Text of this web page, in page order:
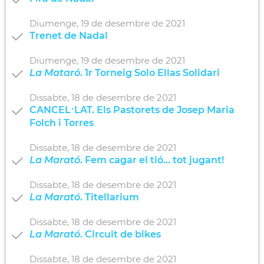
Diumenge, 19 de desembre de 2021
Trenet de Nadal
Diumenge, 19 de desembre de 2021
La Mataró. 1r Torneig Solo Ellas Solidari
Dissabte, 18 de desembre de 2021
CANCEL·LAT. Els Pastorets de Josep Maria
Folch i Torres
Dissabte, 18 de desembre de 2021
La Marató. Fem cagar el tió... tot jugant!
Dissabte, 18 de desembre de 2021
La Marató. Titellarium
Dissabte, 18 de desembre de 2021
La Marató. Circuit de bikes
Dissabte, 18 de desembre de 2021